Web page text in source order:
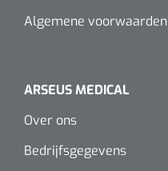
Algemene voorwaarden
ARSEUS MEDICAL
Over ons
Bedrijfsgegevens